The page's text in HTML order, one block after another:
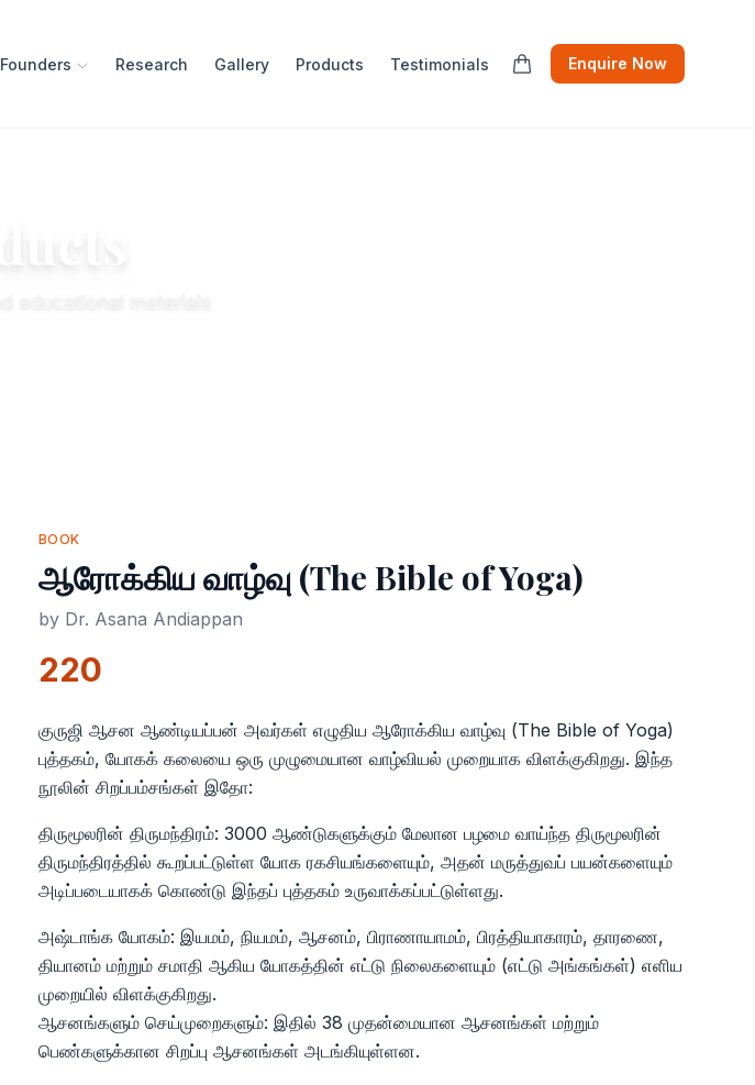
Founders Research Gallery Products Testimonials Enquire Now
BOOK
ஆரோக்கிய வாழ்வு (The Bible of Yoga)
by Dr. Asana Andiappan
220
குருஜி ஆசன ஆண்டியப்பன் அவர்கள் எழுதிய ஆரோக்கிய வாழ்வு (The Bible of Yoga)
புத்தகம், யோகக் கலையை ஒரு முழுமையான வாழ்வியல் முறையாக விளக்குகிறது. இந்த
நூலின் சிறப்பம்சங்கள் இதோ:
திருமூலரின் திருமந்திரம்: 3000 ஆண்டுகளுக்கும் மேலான பழமை வாய்ந்த திருமூலரின்
திருமந்திரத்தில் கூறப்பட்டுள்ள யோக ரகசியங்களையும், அதன் மருத்துவப் பயன்களையும்
அடிப்படையாகக் கொண்டு இந்தப் புத்தகம் உருவாக்கப்பட்டுள்ளது.
அஷ்டாங்க யோகம்: இயமம், நியமம், ஆசனம், பிராணாயாமம், பிரத்தியாகாரம், தாரணை,
தியானம் மற்றும் சமாதி ஆகிய யோகத்தின் எட்டு நிலைகளையும் (எட்டு அங்கங்கள்) எளிய
முறையில் விளக்குகிறது.
ஆசனங்களும் செய்முறைகளும்: இதில் 38 முதன்மையான ஆசனங்கள் மற்றும்
பெண்களுக்கான சிறப்பு ஆசனங்கள் அடங்கியுள்ளன.